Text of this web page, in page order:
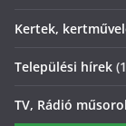
Kertek,
Települési hírek
TV, Rádió